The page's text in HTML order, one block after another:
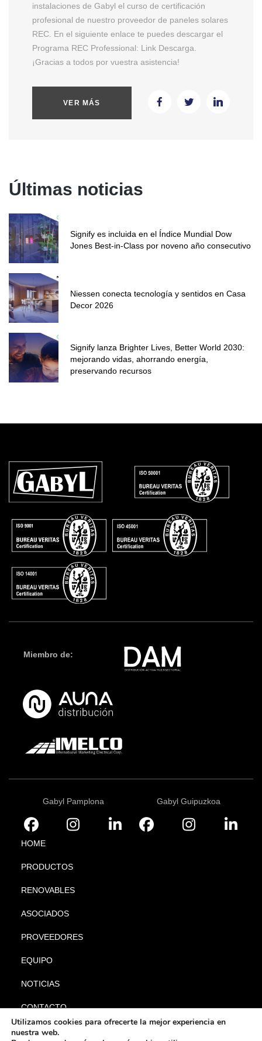
instalaciones de Gabyl el curso de certificación
profesional de nuestro proveedor de paneles solares
REC. En el siguiente enlace te puedes descargar el
Programa REC Professional: Link Descarga.
¡Gracias a todos por vuestra asistencia!
VER MÁS
Últimas noticias
Signify es incluida en el Índice Mundial Dow
Jones Best-in-Class por noveno año consecutivo
Niessen conecta tecnología y sentidos en Casa
Decor 2026
Signify lanza Brighter Lives, Better World 2030:
mejorando vidas, ahorrando energía,
preservando recursos
Miembro de:
Gabyl Pamplona Gabyl Guipuzkoa
HOME
PRODUCTOS
RENOVABLES
ASOCIADOS
PROVEEDORES
EQUIPO
NOTICIAS
CONTACTO
Utilizamos cookies para ofrecerte la mejor experiencia en
nuestra web.